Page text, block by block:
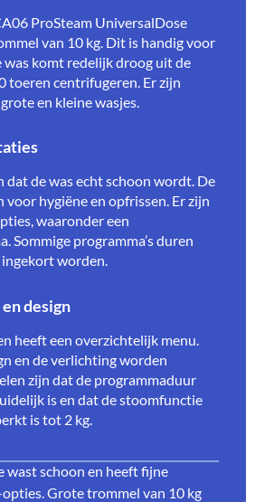
ProSteam UniversalDose
van 10 kg. Dit is handig voor
was komt redelijk droog uit de
toeren centrifugeren. Er zijn
en kleine wasjes.
dat de was echt schoon wordt. De
hygiëne en opfrissen. Er zijn
waaronder een
Sommige programma’s duren
ingekort worden.
design
heeft een overzichtelijk menu.
en de verlichting worden
zijn dat de programmaduur
is en dat de stoomfunctie
is tot 2 kg.
wast schoon en heeft fijne
Grote trommel van 10 kg